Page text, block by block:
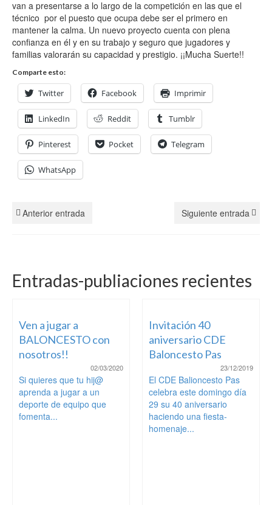
van a presentarse a lo largo de la competición en las que el
técnico por el puesto que ocupa debe ser el primero en
mantener la calma. Un nuevo proyecto cuenta con plena
confianza en él y en su trabajo y seguro que jugadores y
familias valorarán su capacidad y prestigio. ¡¡Mucha Suerte!!
Comparte esto:
Twitter Facebook Imprimir
LinkedIn Reddit Tumblr
Pinterest Pocket Telegram
WhatsApp
Anterior entrada Siguiente entrada
Entradas-publiaciones recientes
Ven a jugar a
BALONCESTO con
nosotros!!
02/03/2020
Si quieres que tu hij@
aprenda a jugar a un
deporte de equipo que
fomenta...
Invitación 40
aniversario CDE
Baloncesto Pas
23/12/2019
El CDE Balioncesto Pas
celebra este domingo día
29 su 40 aniversario
haciendo una fiesta-
homenaje...